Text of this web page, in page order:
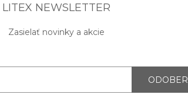
LITEX NEWSLETTER
Zasielať novinky a akcie